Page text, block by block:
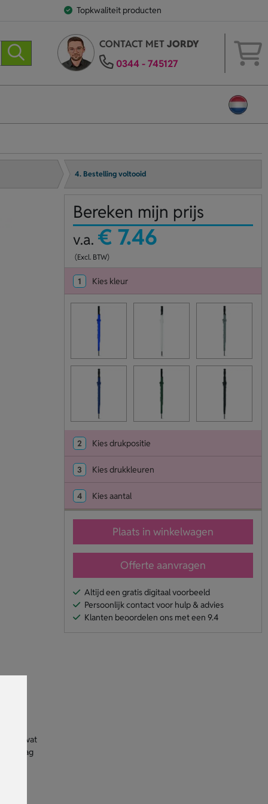
Topkwaliteit producten
CONTACT METJORDY
0344 - 745127
4. Bestelling voltooid
handvat
of vraag
Bereken mijn prijs
v.a. € 7.46
(Excl. BTW)
1 Kies kleur
2 Kies drukpositie
3 Kies drukkleuren
4 Kies aantal
Plaats in winkelwagen
Offerte aanvragen
Altijd een gratis digitaal voorbeeld
Persoonlijk contact voor hulp & advies
Klanten beoordelen ons met een 9.4